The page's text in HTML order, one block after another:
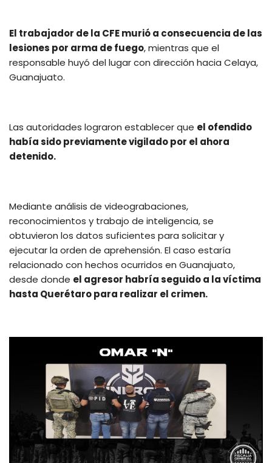
El trabajador de la CFE murió a consecuencia de las
lesiones por arma de fuego, mientras que el
responsable huyó del lugar con dirección hacia Celaya,
Guanajuato.
Las autoridades lograron establecer que el ofendido
había sido previamente vigilado por el ahora
detenido.
Mediante análisis de videograbaciones,
reconocimientos y trabajo de inteligencia, se
obtuvieron los datos suficientes para solicitar y
ejecutar la orden de aprehensión. El caso estaría
relacionado con hechos ocurridos en Guanajuato,
desde donde el agresor habría seguido a la víctima
hasta Querétaro para realizar el crimen.